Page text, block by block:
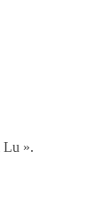
Lu ».